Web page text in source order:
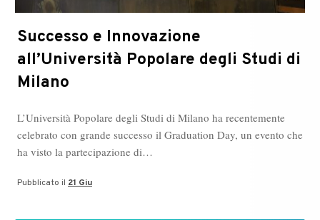
Successo e Innovazione
all’Università Popolare degli Studi di
Milano
L’Università Popolare degli Studi di Milano ha recentemente
celebrato con grande successo il Graduation Day, un evento che
ha visto la partecipazione di…
Pubblicato il 21 Giu